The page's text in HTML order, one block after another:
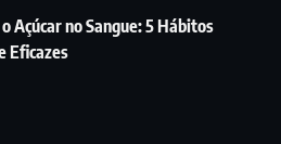
Açúcar no Sangue: 5 Hábitos
Eficazes